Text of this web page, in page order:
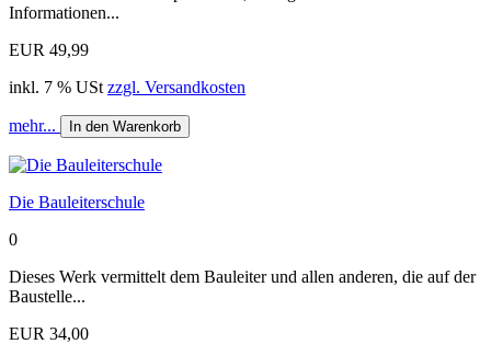
Informationen...
EUR 49,99
inkl. 7 % USt zzgl. Versandkosten
mehr... In den Warenkorb
Die Bauleiterschule
0
Dieses Werk vermittelt dem Bauleiter und allen anderen, die auf der
Baustelle...
EUR 34,00